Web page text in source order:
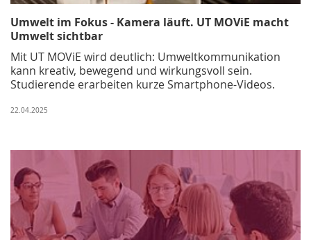
Umwelt im Fokus - Kamera läuft. UT MOViE macht
Umwelt sichtbar
Mit UT MOViE wird deutlich: Umweltkommunikation
kann kreativ, bewegend und wirkungsvoll sein.
Studierende erarbeiten kurze Smartphone-Videos.
22.04.2025